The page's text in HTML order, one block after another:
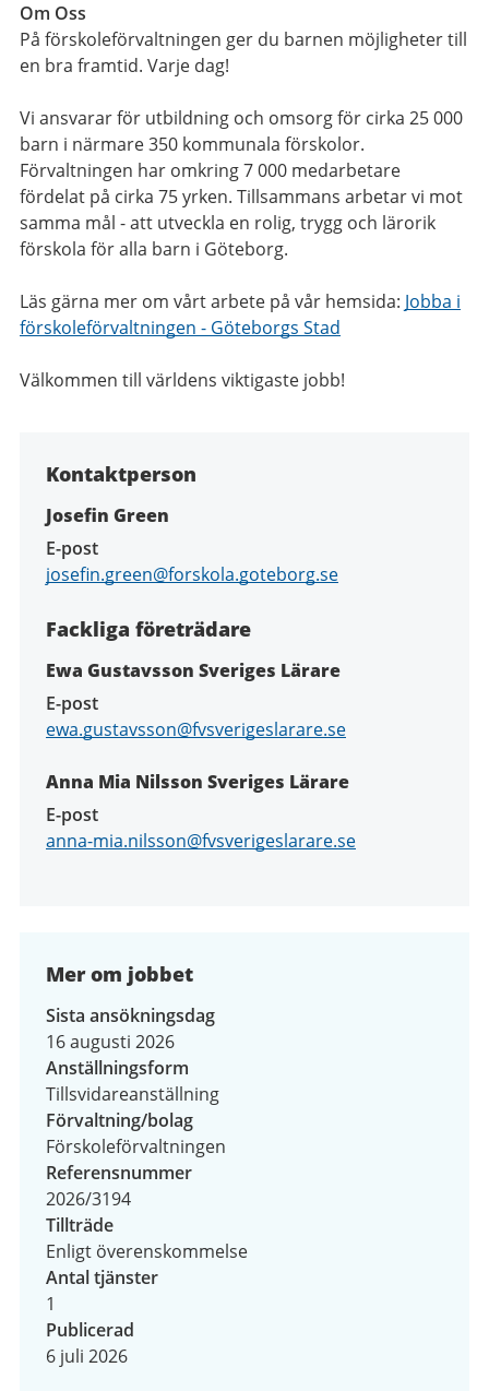
Om Oss
På förskoleförvaltningen ger du barnen möjligheter till
en bra framtid. Varje dag!
Vi ansvarar för utbildning och omsorg för cirka 25 000
barn i närmare 350 kommunala förskolor.
Förvaltningen har omkring 7 000 medarbetare
fördelat på cirka 75 yrken. Tillsammans arbetar vi mot
samma mål - att utveckla en rolig, trygg och lärorik
förskola för alla barn i Göteborg.
Läs gärna mer om vårt arbete på vår hemsida: Jobba i
förskoleförvaltningen - Göteborgs Stad
Välkommen till världens viktigaste jobb!
Kontaktperson
Josefin Green
E-post
josefin.green@forskola.goteborg.se
Fackliga företrädare
Ewa Gustavsson Sveriges Lärare
E-post
ewa.gustavsson@fvsverigeslarare.se
Anna Mia Nilsson Sveriges Lärare
E-post
anna-mia.nilsson@fvsverigeslarare.se
Mer om jobbet
Sista ansökningsdag
16 augusti 2026
Anställningsform
Tillsvidareanställning
Förvaltning/bolag
Förskoleförvaltningen
Referensnummer
2026/3194
Tillträde
Enligt överenskommelse
Antal tjänster
1
Publicerad
6 juli 2026